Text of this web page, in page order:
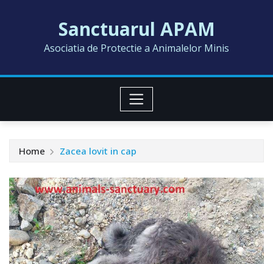
Sanctuarul APAM
Asociatia de Protectie a Animalelor Minis
Home Zacea lovit in cap